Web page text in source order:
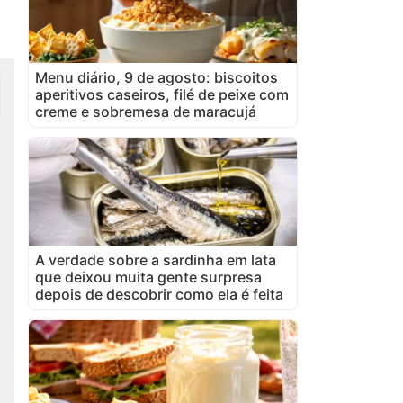
Menu diário, 9 de agosto: biscoitos
aperitivos caseiros, filé de peixe com
creme e sobremesa de maracujá
A verdade sobre a sardinha em lata
que deixou muita gente surpresa
depois de descobrir como ela é feita